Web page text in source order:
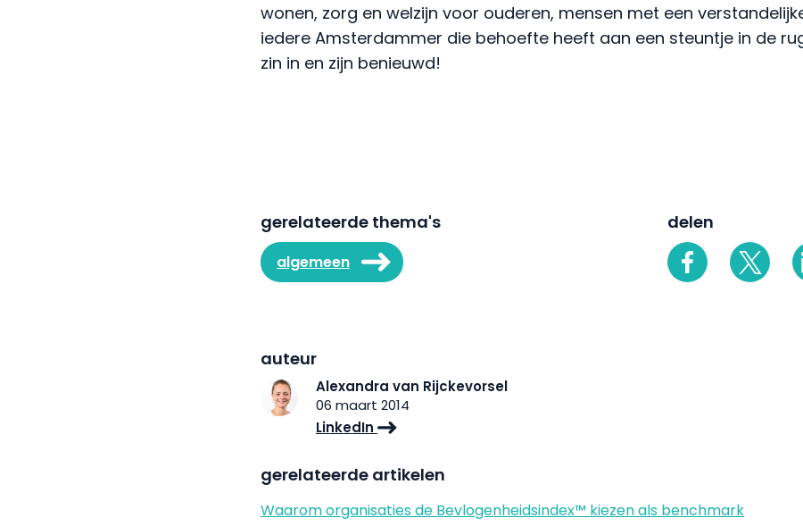
wonen, zorg en welzijn voor ouderen, mensen met een
iedere Amsterdammer die behoefte heeft aan een steuntje in de
zin in en zijn benieuwd!
gerelateerde thema's
algemeen
delen
auteur
Alexandra van Rijckevorsel
06 maart 2014
LinkedIn
gerelateerde artikelen
Waarom organisaties de Bevlogenheidsindex™ kiezen als benchmark